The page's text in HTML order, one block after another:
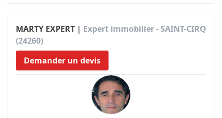
MARTY EXPERT | Expert immobilier - SAINT-CIRQ
(24260)
Demander un devis